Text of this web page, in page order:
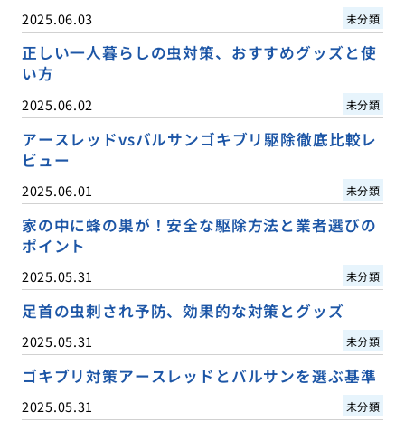
2025.06.03 未分類
正しい一人暮らしの虫対策、おすすめグッズと使
い方
2025.06.02 未分類
アースレッドvsバルサンゴキブリ駆除徹底比較レ
ビュー
2025.06.01 未分類
家の中に蜂の巣が！安全な駆除方法と業者選びの
ポイント
2025.05.31 未分類
足首の虫刺され予防、効果的な対策とグッズ
2025.05.31 未分類
ゴキブリ対策アースレッドとバルサンを選ぶ基準
2025.05.31 未分類